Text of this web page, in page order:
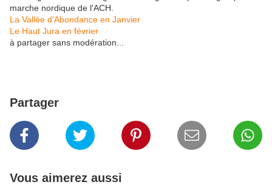
marche nordique de l'ACH.
La Vallée d'Abondance en Janvier
Le Haut Jura en février
à partager sans modération...
Partager
Vous aimerez aussi